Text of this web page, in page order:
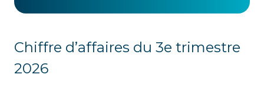
Chiffre d’affaires du 3e trimestre
2026